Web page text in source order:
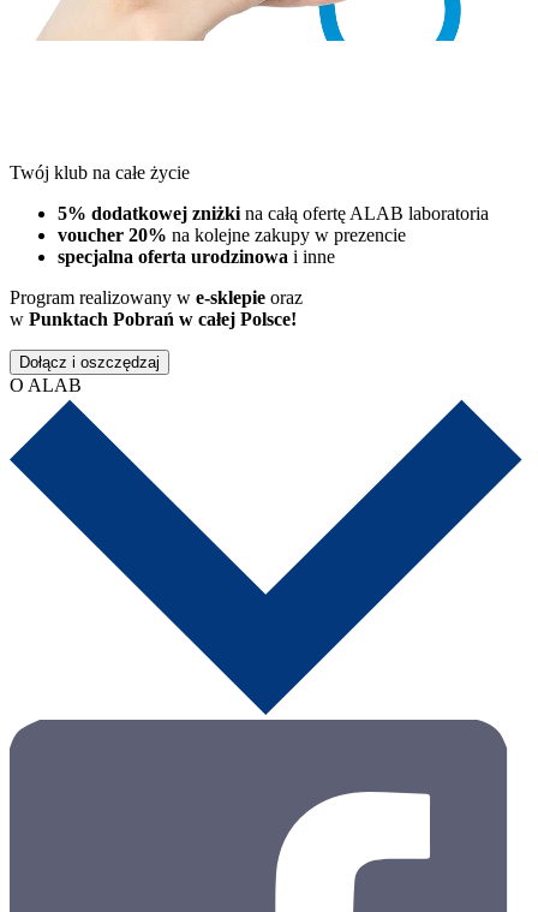
Twój klub na całe życie
5% dodatkowej zniżki na całą ofertę ALAB laboratoria
voucher 20% na kolejne zakupy w prezencie
specjalna oferta urodzinowa i inne
Program realizowany w e-sklepie oraz
w Punktach Pobrań w całej Polsce!
Dołącz i oszczędzaj
O ALAB